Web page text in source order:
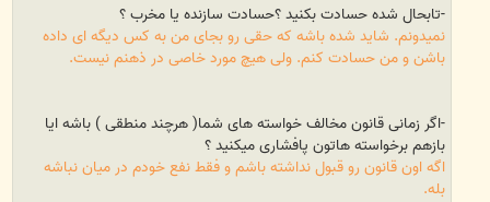
-تابحال شده حسادت بکنید ؟حسادت سازنده یا مخرب ؟
نمیدونم. شاید شده باشه که حقی رو بجای من به کس دیگه ای داده
باشن و من حسادت کنم. ولی هیچ مورد خاصی در ذهنم نیست.
-اگر زمانی قانون مخالف خواسته های شما( هرچند منطقی ) باشه ایا
بازهم برخواسته هاتون پافشاری میکنید ؟
اگه اون قانون رو قبول نداشته باشم و فقط نفع خودم در میان نباشه
بله.